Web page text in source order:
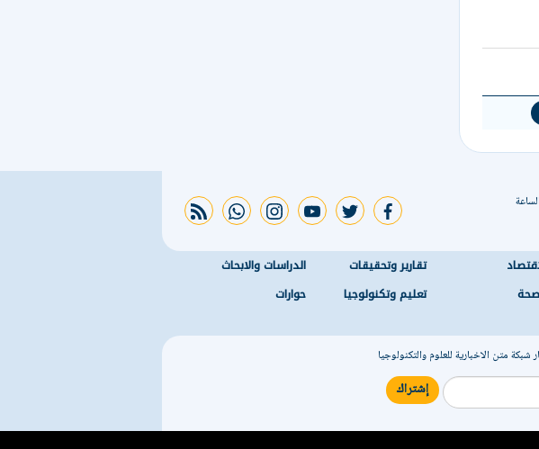
facebook
twitter
youtube
instagram
whatsapp
rss feed
تقارير وتحقيقات
الدراسات والابحاث
تعليم وتكنولوجيا حوارات
متن الاخبارية للعلوم والتكنولوجيا
إشتراك